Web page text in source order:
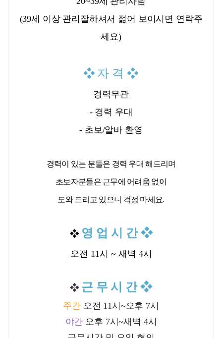
(39세 이상 관리잘하셔서 젊어 보이시면 연락주
세요)
❖자 격 ❖
경력무관
- 경력 우대
- 초보/알바 환영
경력이 있는 분들은 경력 우대 해드리며
초보자분들은 근무에 어려움 없이
도와 드리고 있으니 걱정 마세요.
❖ 영 업 시 간 ❖
오전 11시 ~ 새벽 4시
❖ 근 무 시 간 ❖
주간 오전 11시~오후 7시
야간 오후 7시~새벽 4시